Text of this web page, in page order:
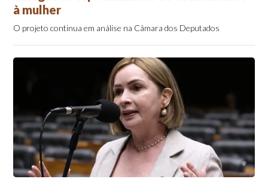
à mulher
O projeto continua em análise na Câmara dos Deputados